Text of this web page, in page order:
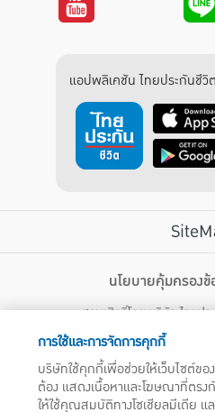
แอปพลิเคชัน ไทยประกันชีวิ
ไทยประกันชีวิต HEALTH CARE
สิทธิพิเศษ
แอปพลิเคชัน ไทยประกันชีวิต
ไทยประกันชีวิตแคร์เซ็นเตอร์
ไทยประกันชีวิตเมดิแคร์
นโยบายคุ้มครอง
สงวนสิทธิ์โดย บริษัท ไทยป
123 ถนน รัชดาภิเษก แขวงดินแดง เขต
บริษัทฯ ขอแจ้งให้ผู้ใช้บริการทราบว่า บรรดาข้อความ ภ
ทั้งหมดของเว็บไซต์ รวมถึงเครื่องหมายการค้า เครื่อง
การใช้และการจัดการคุกกี้
บริษัทใช้คุกกี้เพื่อช่วยให้เว็บไซต์ข
ต้อง แสดงเนื้อหาและโฆษณาที่ตรง
ให้ใช้คุณสมบัติทางโซเชียลมีเดีย แล